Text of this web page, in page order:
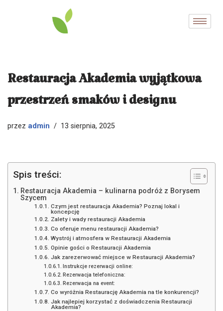
Restauracja Akademia wyjątkowa
przestrzeń smaków i designu
przez admin 13 sierpnia, 2025
Spis treści:
Restauracja Akademia – kulinarna podróż z Borysem
Szycem
Czym jest restauracja Akademia? Poznaj lokal i
koncepcję
Zalety i wady restauracji Akademia
Co oferuje menu restauracji Akademia?
Wystrój i atmosfera w Restauracji Akademia
Opinie gości o Restauracji Akademia
Jak zarezerwować miejsce w Restauracji Akademia?
Instrukcje rezerwacji online:
Rezerwacja telefoniczna:
Rezerwacja na event:
Co wyróżnia Restaurację Akademia na tle konkurencji?
Jak najlepiej korzystać z doświadczenia Restauracji
Akademia?